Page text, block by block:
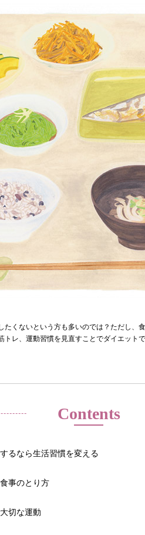
くないという方も多いのでは？ただし、
レ、運動習慣を見直すことでダイエット
Contents
るなら生活習慣を変える
事のとり方
切な運動